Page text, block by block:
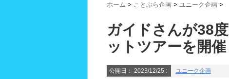
ホーム > ことぶら企画 > ユニーク企画 >
ガイドさんが38
ットツアーを開
公開日： 2023/12/25 : ユニーク企画